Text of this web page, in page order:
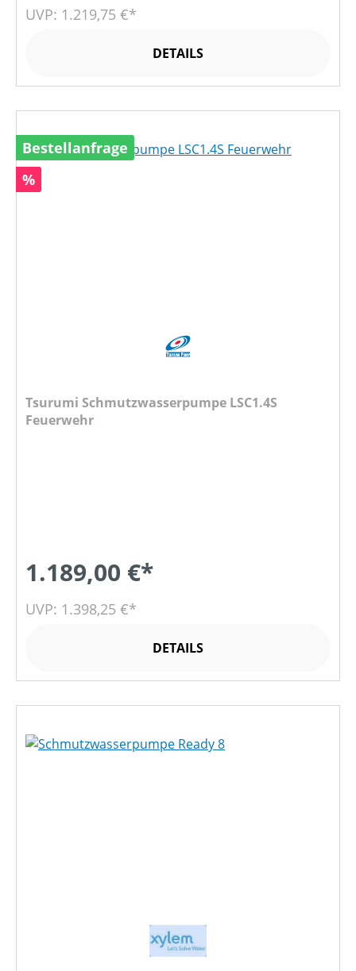
UVP: 1.219,75 €*
DETAILS
Bestellanfrage
Rabatt
%
Tsurumi Schmutzwasserpumpe LSC1.4S
Feuerwehr
1.189,00 €*
UVP: 1.398,25 €*
DETAILS